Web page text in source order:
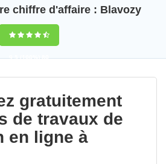
chiffre d'affaire : Blavozy
9,5(100%)80
votes
gratuitement
de travaux de
en ligne à